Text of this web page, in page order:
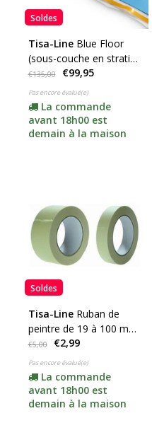
Soldes
Tisa-Line Blue Floor
(sous-couche en stratifié
de 2mm d'épaisseur
15m2)
€135,00 €99,95
Pas encore évalué(e)
La commande
avant 18h00 est
demain à la maison
Soldes
Tisa-Line Ruban de
peintre de 19 à 100 mm
(choisissez votre taille,
cliquez ici)
€5,00 €2,99
Pas encore évalué(e)
La commande
avant 18h00 est
demain à la maison